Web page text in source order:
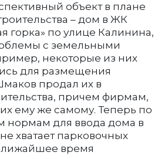
объект в плане
– дом в ЖК
горка» по улице Калинина,
с земельными
некоторые из них
для размещения
продал их в
причем фирмам,
ему же самому. Теперь по
нормам для ввода дома в
хватает парковочных
время